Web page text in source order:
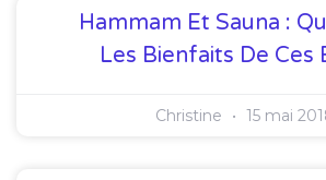
Hammam Et Sauna :
Les Bienfaits De Ces
Christine 15 mai